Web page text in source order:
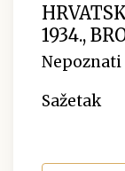
1934.,
Sažetak